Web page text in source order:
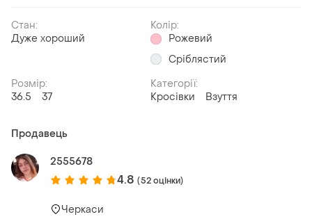
Стан:
Дуже хороший
Колір:
Рожевий
Сріблястий
Розмір:
36.5
37
Категорії:
Кросівки
Взуття
Продавець
2555678
4.8 (52 оцінки)
Черкаси